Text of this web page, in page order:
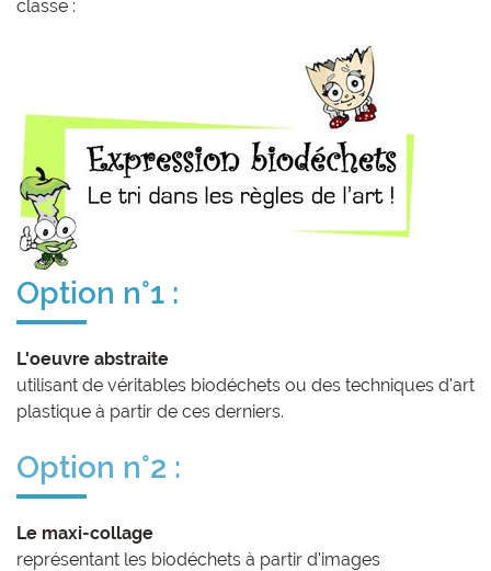
classe :
Option n°1 :
L'oeuvre abstraite
utilisant de véritables biodéchets ou des techniques d'art
plastique à partir de ces derniers.
Option n°2 :
Le maxi-collage
représentant les biodéchets à partir d'images